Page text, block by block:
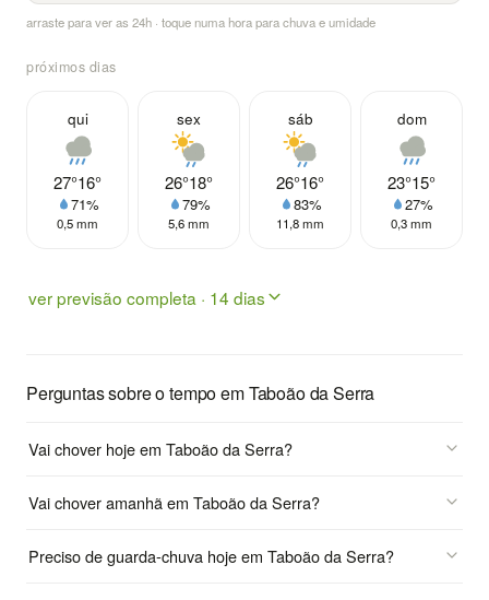
arraste para ver as 24h · toque numa hora para chuva e umidade
próximos dias
qui
27°16°
71%
0,5 mm
sex
26°18°
79%
5,6 mm
sáb
26°16°
83%
11,8 mm
dom
23°15°
27%
0,3 mm
ver previsão completa · 14 dias
Perguntas sobre o tempo em Taboão da Serra
Vai chover hoje em Taboão da Serra?
Vai chover amanhã em Taboão da Serra?
Preciso de guarda-chuva hoje em Taboão da Serra?